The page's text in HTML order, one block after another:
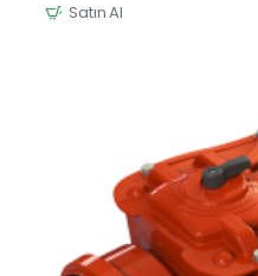
Satın Al